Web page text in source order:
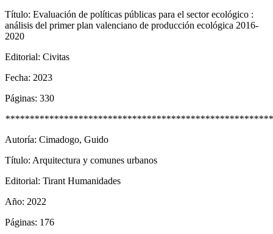
Título: Evaluación de políticas públicas para el sector ecológico :
análisis del primer plan valenciano de producción ecológica 2016-
2020
Editorial: Civitas
Fecha: 2023
Páginas: 330
Autoría: Cimadogo, Guido
Título: Arquitectura y comunes urbanos
Editorial: Tirant Humanidades
Año: 2022
Páginas: 176